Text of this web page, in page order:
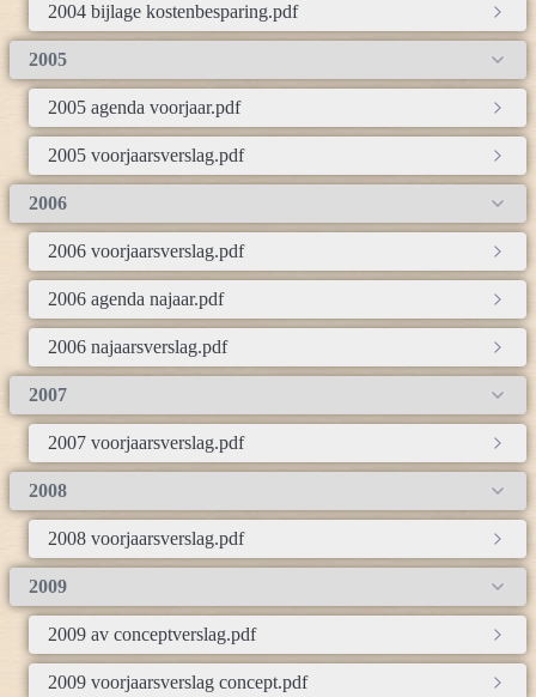
2004 bijlage kostenbesparing.pdf
2005
2005 agenda voorjaar.pdf
2005 voorjaarsverslag.pdf
2006
2006 voorjaarsverslag.pdf
2006 agenda najaar.pdf
2006 najaarsverslag.pdf
2007
2007 voorjaarsverslag.pdf
2008
2008 voorjaarsverslag.pdf
2009
2009 av conceptverslag.pdf
2009 voorjaarsverslag concept.pdf